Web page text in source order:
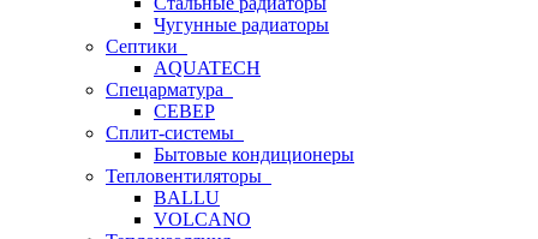
Чугунные радиаторы
Септики
AQUATECH
Спецарматура
СЕВЕР
Сплит-системы
Бытовые кондиционеры
Тепловентиляторы
BALLU
VOLCANO